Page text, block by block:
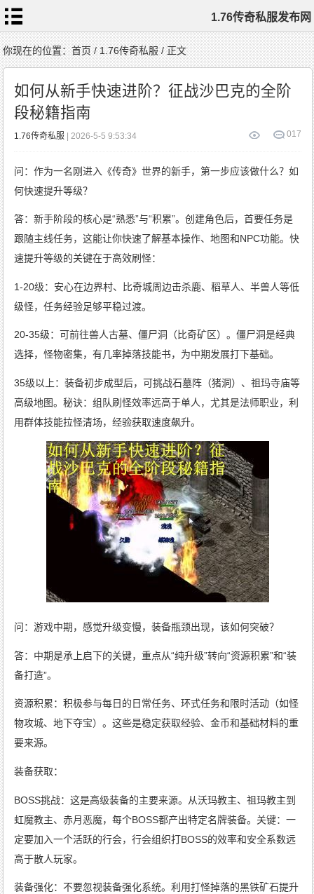
1.76传奇私服发布网
首
页
1.76
传
奇
私
服
1.76
复
传
奇
1.76
传
奇
新
开
1.76
传
标
签
云
你现在的位置：首页/1.76传奇私服/ 正文
如何从新手快速进阶？征战沙巴克的全阶
段秘籍指南
17
0
1.76传奇私服 | 2026-5-5 9:53:34
问：作为一名刚进入《传奇》世界的新手，第一步应该做什么？如
何快速提升等级？
答：新手阶段的核心是“熟悉”与“积累”。创建角色后，首要任务是
跟随主线任务，这能让你快速了解基本操作、地图和NPC功能。快
速提升等级的关键在于高效刷怪：
1-20级：安心在边界村、比奇城周边击杀鹿、稻草人、半兽人等低
级怪，任务经验足够平稳过渡。
20-35级：可前往兽人古墓、僵尸洞（比奇矿区）。僵尸洞是经典
选择，怪物密集，有几率掉落技能书，为中期发展打下基础。
35级以上：装备初步成型后，可挑战石墓阵（猪洞）、祖玛寺庙等
高级地图。秘诀：组队刷怪效率远高于单人，尤其是法师职业，利
用群体技能拉怪清场，经验获取速度飙升。
问：游戏中期，感觉升级变慢，装备瓶颈出现，该如何突破？
答：中期是承上启下的关键，重点从“纯升级”转向“资源积累”和“装
备打造”。
资源积累：积极参与每日的日常任务、环式任务和限时活动（如怪
物攻城、地下夺宝）。这些是稳定获取经验、金币和基础材料的重
要来源。
装备获取：
BOSS挑战：这是高级装备的主要来源。从沃玛教主、祖玛教主到
虹魔教主、赤月恶魔，每个BOSS都产出特定名牌装备。关键：一
定要加入一个活跃的行会，行会组织打BOSS的效率和安全系数远
高于散人玩家。
装备强化：不要忽视装备强化系统。利用打怪掉落的黑铁矿石提升